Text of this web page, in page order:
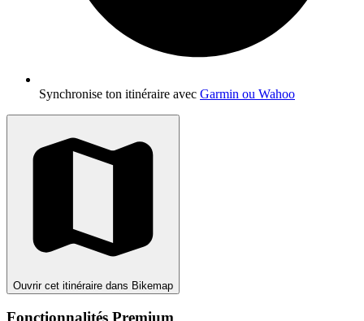
Synchronise ton itinéraire avec Garmin ou Wahoo
Ouvrir cet itinéraire dans Bikemap